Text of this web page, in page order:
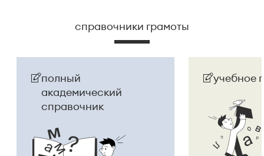
справочники грамоты
полный
академический
справочник
учебное